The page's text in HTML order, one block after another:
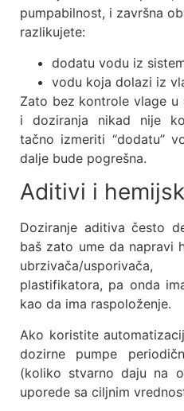
pumpabilnost, i završna
razlikujete:
dodatu vodu iz
vodu koja dolazi iz
Zato bez kontrole vlage u
i doziranja nikad nije
tačno izmeriti “dodatu”
dalje bude pogrešna.
Aditivi i
Doziranje aditiva često
baš zato ume da napravi
ubrzivača/
plastifikatora, pa onda
kao da ima raspoloženje.
Ako koristite
dozirne pumpe
(koliko stvarno daju na
uporede sa ciljnim